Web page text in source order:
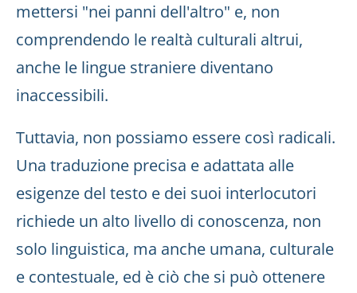
mettersi "nei panni dell'altro" e, non
comprendendo le realtà culturali altrui,
anche le lingue straniere diventano
inaccessibili.
Tuttavia, non possiamo essere così radicali.
Una traduzione precisa e adattata alle
esigenze del testo e dei suoi interlocutori
richiede un alto livello di conoscenza, non
solo linguistica, ma anche umana, culturale
e contestuale, ed è ciò che si può ottenere